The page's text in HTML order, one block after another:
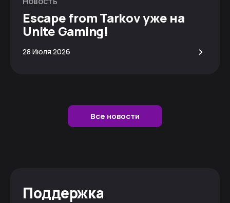
Escape from Tarkov уже на
Unite Gaming!
28 Июля 2026 >
Все новости
Поддержка